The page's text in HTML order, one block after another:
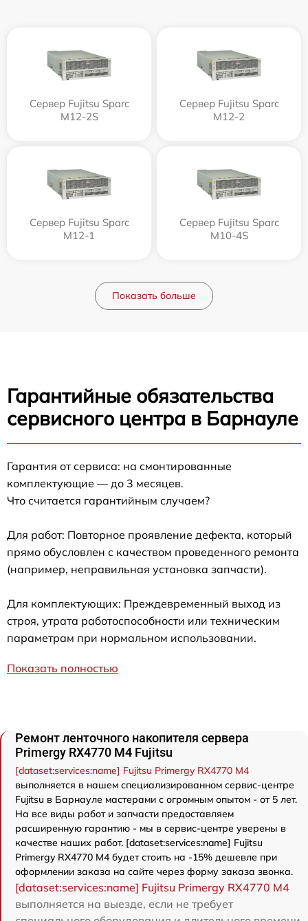
Сервер Fujitsu Sparc
M12-2S
Сервер Fujitsu Sparc
M12-2
Сервер Fujitsu Sparc
M12-1
Сервер Fujitsu Sparc
M10-4S
Показать больше
Гарантийные обязательства
сервисного центра в Барнауле
Гарантия от сервиса: на смонтированные
комплектующие — до 3 месяцев.
Что считается гарантийным случаем?
Для работ: Повторное проявление дефекта, который
прямо обусловлен с качеством проведенного ремонта
(например, неправильная установка запчасти).
Для комплектующих: Преждевременный выход из
строя, утрата работоспособности или техническим
параметрам при нормальном использовании.
Показать полностью
Ремонт ленточного накопителя сервера
Primergy RX4770 M4 Fujitsu
[dataset:services:name] Fujitsu Primergy RX4770 M4
выполняется в нашем специализированном сервис-центре
Fujitsu в Барнауле мастерами с огромным опытом - от 5 лет.
На все виды работ и запчасти предоставляем
расширенную гарантию - мы в сервис-центре уверены в
качестве наших работ. [dataset:services:name] Fujitsu
Primergy RX4770 M4 будет стоить на -15% дешевле при
оформлении заказа на сайте через форму заказа звонка.
[dataset:services:name] Fujitsu Primergy RX4770 M4
выполняется на выезде, если не требует